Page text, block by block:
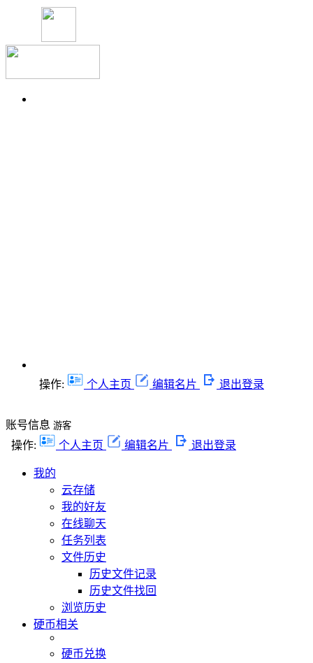
操作: 个人主页 编辑名片 退出登录
账号信息 游客
操作: 个人主页 编辑名片 退出登录
我的
云存储
我的好友
在线聊天
任务列表
文件历史
历史文件记录
历史文件找回
浏览历史
硬币相关
硬币兑换